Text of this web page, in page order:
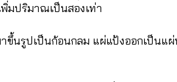
มปริมาณเป็นสองเท่า
นรูปเป็นก้อนกลม แผ่แป้งออกเป็นแ